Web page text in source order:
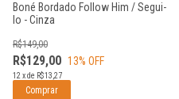
Boné Bordado Follow Him / Segui-
lo - Cinza
R$129,00
R$149,00
13% OFF
12xde R$13,27